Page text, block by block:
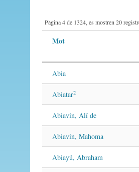
Pàgina 4 de 1324, es mostren 20
Mot
Abia
Abiatar2
Abiavín, Alí de
Abiavín, Mahoma
Abiayú, Abraham